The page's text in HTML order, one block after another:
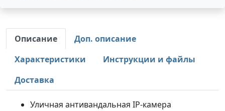
Описание
Доп. описание
Характеристики
Инструкции и файлы
Доставка
Уличная антивандальная IP-камера